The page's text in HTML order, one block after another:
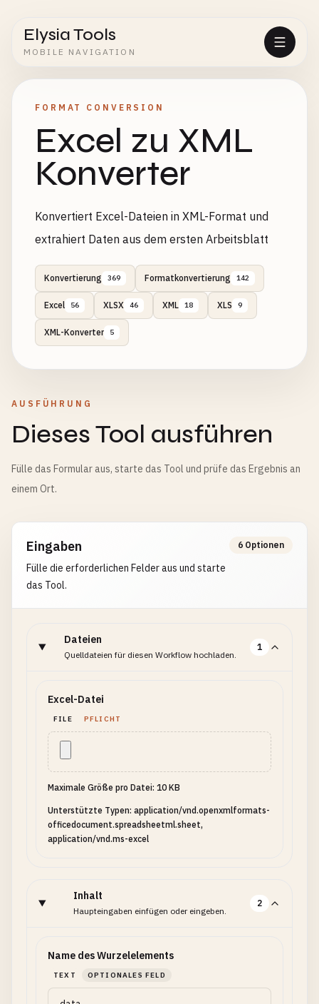
Elysia Tools
MOBILE NAVIGATION
FORMAT CONVERSION
Excel zu XML
Konverter
Konvertiert Excel-Dateien in XML-Format und
extrahiert Daten aus dem ersten Arbeitsblatt
Konvertierung 369 Formatkonvertierung 142
Excel 56 XLSX 46 XML 18 XLS 9
XML-Konverter 5
AUSFÜHRUNG
Dieses Tool ausführen
Fülle das Formular aus, starte das Tool und prüfe das Ergebnis an
einem Ort.
Eingaben
Fülle die erforderlichen Felder aus und starte
das Tool.
6 Optionen
Dateien
Quelldateien für diesen Workflow hochladen.
1
Excel-Datei
FILE PFLICHT
Maximale Größe pro Datei: 10 KB
Unterstützte Typen: application/vnd.openxmlformats-
officedocument.spreadsheetml.sheet,
application/vnd.ms-excel
Inhalt
Haupteingaben einfügen oder eingeben.
2
Name des Wurzelelements
TEXT OPTIONALES FELD